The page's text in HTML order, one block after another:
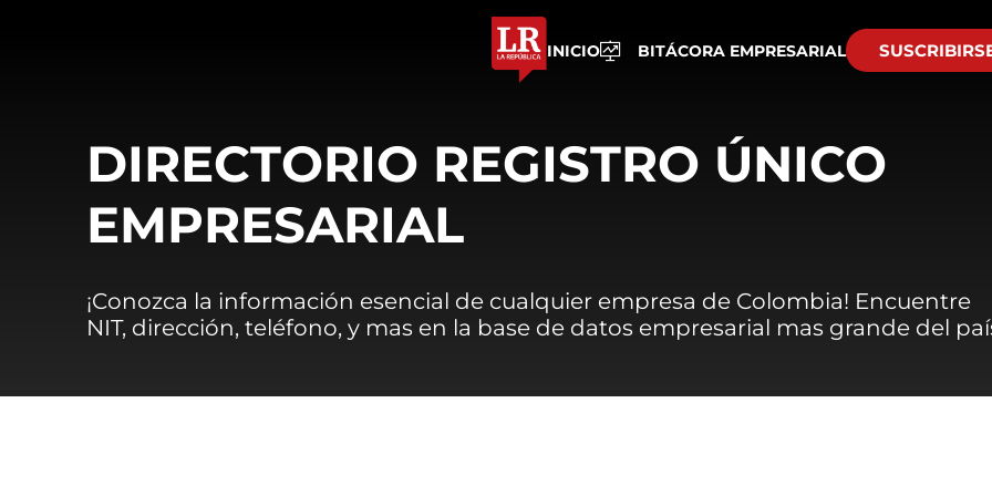
INICIO BITÁCORA EMPRESARIAL
DIRECTORIO REGISTRO ÚNICO
EMPRESARIAL
¡Conozca la información esencial de cualquier empresa de Colombia! Encuentre
NIT, dirección, teléfono, y mas en la base de datos empresarial mas grande del